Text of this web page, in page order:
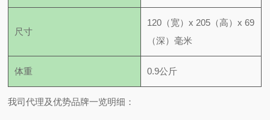
尺寸
120（宽）x 205（高）x 69
（深）毫米
体重 0.9公斤
我司代理及优势品牌一览明细：